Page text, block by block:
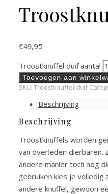
€49,95
Troostknuffel duif aantal
Toevoegen aan
SKU: Troostknuffel-duif
Beschrijving
Beschrijving
Troostknuffels worden
van overleden dierbaren.
andere manier toch nog
gebruiken kies je volledig
andere knuffel, gewoon